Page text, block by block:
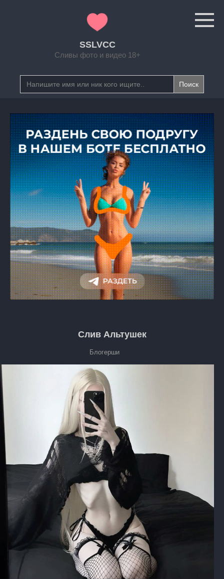
SSLVCC
Сливы фото и видео 18+
Search
for:
Слив Альтушек
Блогерши